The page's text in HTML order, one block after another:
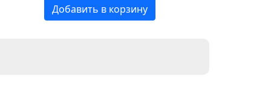
Добавить в корзину